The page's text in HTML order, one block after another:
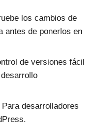
los cambios de
antes de ponerlos en
de versiones fácil
Para desarrolladores